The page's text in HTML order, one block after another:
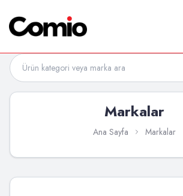
Markalar
Ana Sayfa Markalar